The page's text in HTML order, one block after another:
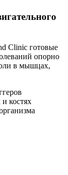
Clinic готовые
опорно
в мышцах,
костях